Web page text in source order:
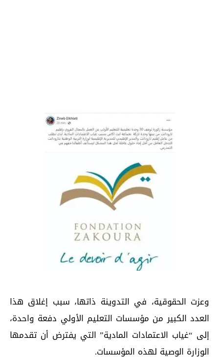
وعزت الحقوقية، في التدوينة ذاتها، سبب إغلاق هذا
العدد الكبير من مؤسسات التعليم الأولي دفعة واحدة،
إلى “غياب الاعتمادات المادية” التي يفترض أن تقدمها
الوزارة الوصية لهذه المؤسسات.